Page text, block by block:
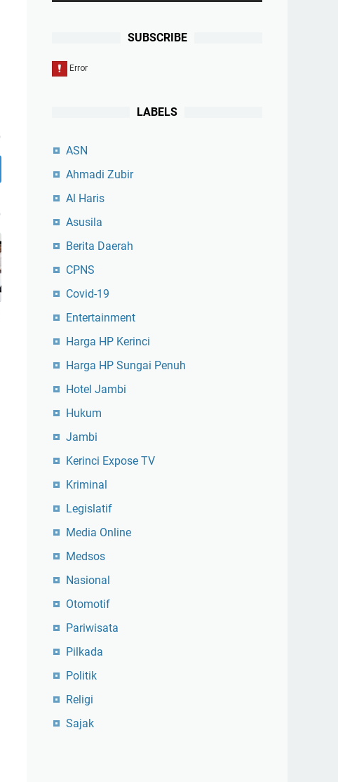
SUBSCRIBE
LABELS
ASN
Ahmadi Zubir
Al Haris
Asusila
Berita Daerah
CPNS
Covid-19
Entertainment
Harga HP Kerinci
Harga HP Sungai Penuh
Hotel Jambi
Hukum
Jambi
Kerinci Expose TV
Kriminal
Legislatif
Media Online
Medsos
Nasional
Otomotif
Pariwisata
Pilkada
Politik
Religi
Sajak